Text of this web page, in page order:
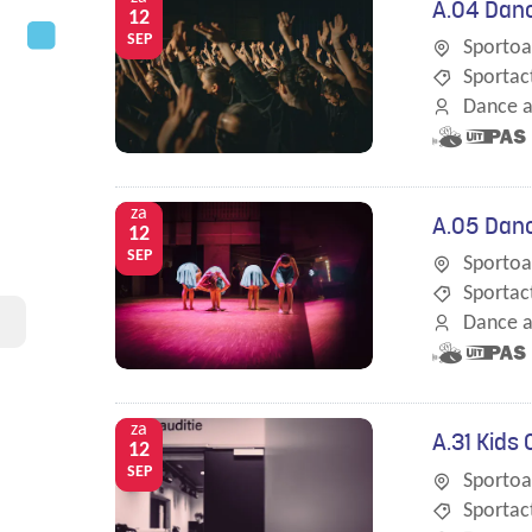
eropuit!
12
SEP
A.04
Dance
Samen
kinderen
eropuit!
Dit is een
za
12
SEP
A.05
Dance
Samen
eropuit!
Dit is een
za
12
SEP
A.31 Kids